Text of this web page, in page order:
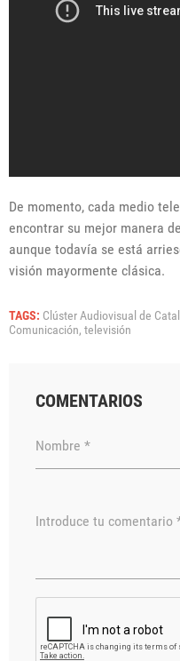
De momento, cada medio
encontrar su mejor manera
aunque todavía se está
visión mayormente clásica.
TAGS: Clúster Audiovisual de
Comunicación, televisión
COMENTARIOS
Nombre *
Introduce tu comentario